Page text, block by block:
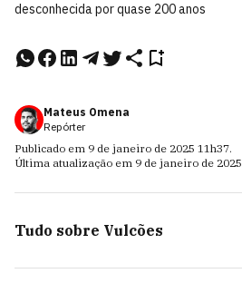
desconhecida por quase 200 anos
Mateus Omena
Repórter
Publicado em 9 de janeiro de 2025 11h37.
Última atualização em 9 de janeiro de 2025
Tudo sobre Vulcões